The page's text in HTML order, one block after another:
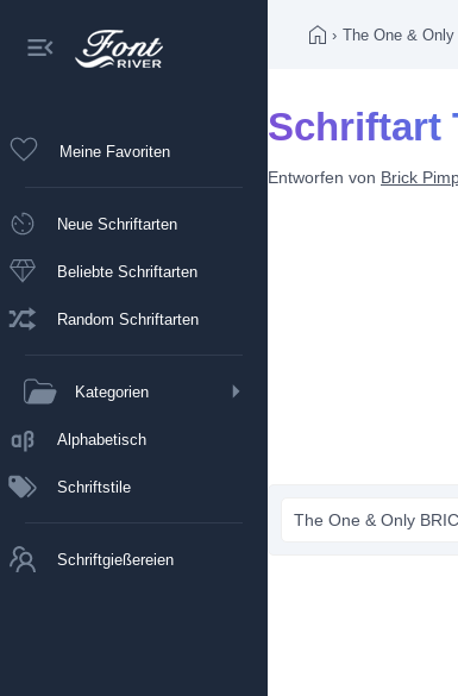
Meine Favoriten
Neue Schriftarten
Beliebte Schriftarten
Random Schriftarten
Kategorien
Alphabetisch
Schriftstile
Schriftgießereien
› The One & Only
Schriftart
Entworfen von Brick
The One & Only